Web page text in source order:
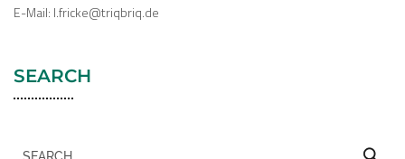
E-Mail: l.fricke@triqbriq.de
SEARCH